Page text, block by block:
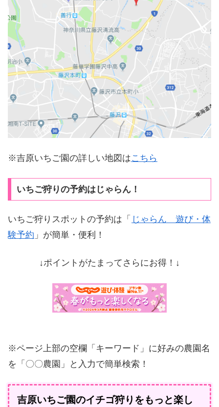
※吉原いちご園の詳しい地図はこちら
いちご狩りの予約はじゃらん！
いちご狩りスポットの予約は「 じゃらん 遊び・体
験予約 」が簡単・便利！
↓ポイントがたまってさらにお得！↓
※ページ上部の空欄「キーワード」に好みの農園名
を「〇〇農園」と入力で簡単検索！
吉原いちご園のイチゴ狩りをもっと楽し